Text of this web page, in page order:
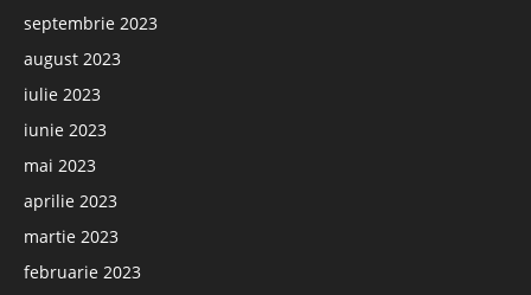
septembrie 2023
august 2023
iulie 2023
iunie 2023
mai 2023
aprilie 2023
martie 2023
februarie 2023